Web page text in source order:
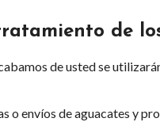
de
de usted se
o envíos de aguacates y